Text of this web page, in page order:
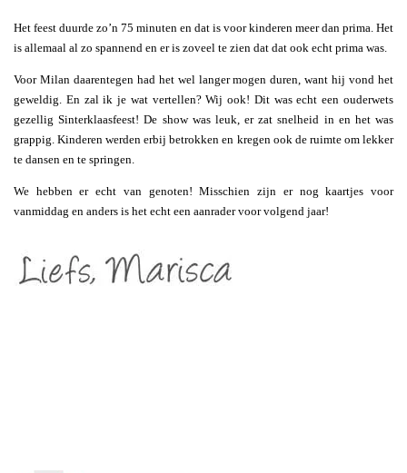
Het feest duurde zo’n 75 minuten en dat is voor kinderen meer dan prima. Het
is allemaal al zo spannend en er is zoveel te zien dat dat ook echt prima was.
Voor Milan daarentegen had het wel langer mogen duren, want hij vond het
geweldig. En zal ik je wat vertellen? Wij ook! Dit was echt een ouderwets
gezellig Sinterklaasfeest! De show was leuk, er zat snelheid in en het was
grappig. Kinderen werden erbij betrokken en kregen ook de ruimte om lekker
te dansen en te springen.
We hebben er echt van genoten! Misschien zijn er nog kaartjes voor
vanmiddag en anders is het echt een aanrader voor volgend jaar!